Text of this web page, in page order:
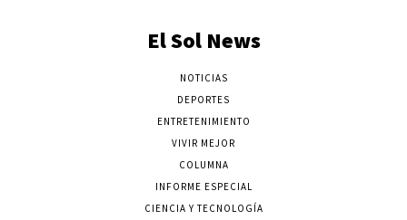
El Sol News
NOTICIAS
DEPORTES
ENTRETENIMIENTO
VIVIR MEJOR
COLUMNA
INFORME ESPECIAL
CIENCIA Y TECNOLOGÍA